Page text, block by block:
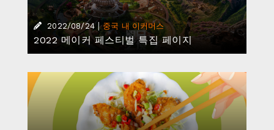
2022/08/24 | 중국 내 이커머스
2022 메이커 페스티벌 특집 페이지